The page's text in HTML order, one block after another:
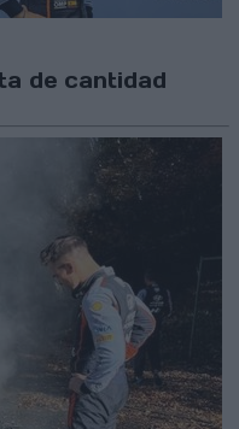
de cantidad